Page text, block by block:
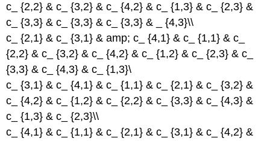
c_ {2,2} & c_ {3,2} & c_ {4,2} & c_ {1,3} & c_ {2,3} &
c_ {3,3} & c_ {3,3} & c_ {3,3} & _ {4,3}\\
c_ {2,1} & c_ {3,1} & amp; c_ {4,1} & c_ {1,1} & c_
{2,2} & c_ {3,2} & c_ {4,2} & c_ {1,2} & c_ {2,3} & c_
{3,3} & c_ {4,3} & c_ {1,3}\
c_ {3,1} & c_ {4,1} & c_ {1,1} & c_ {2,1} & c_ {3,2} &
c_ {4,2} & c_ {1,2} & c_ {2,2} & c_ {3,3} & c_ {4,3} &
c_ {1,3} & c_ {2,3}\\
c_ {4,1} & c_ {1,1} & c_ {2,1} & c_ {3,1} & c_ {4,2} &